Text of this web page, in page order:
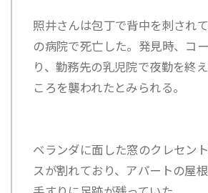
照井さんは包丁で背中を刺され
の病院で死亡した。発見時、コ
り、勤務先の乳児院で夜勤を終
ころを襲われたとみられる。
ベランダに面した窓のクレセン
スが割れており、アパートの屋